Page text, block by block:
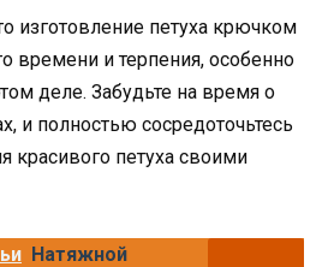
изготовление петуха крючком
времени и терпения, особенно
деле. Забудьте на время о
и полностью сосредоточьтесь
красивого петуха своими
Натяжной